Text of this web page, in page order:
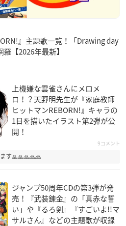
』主題歌一覧！「Drawing day
【2026年最新】
上機嫌な雲雀さんにメロメ
ロ！？天野明先生​が『家庭教師
ヒットマンREBORN!』キャラの
1日を描いたイラスト第2弾が公
開！
9コメント
す🙏🙏🙏🙏🙏
ジャンプ50周年CDの第3弾が発
売！『武装錬金』の「真赤な誓
い」や『るろ剣』『すごいよ!!マ
サルさん』などの主題歌が収録